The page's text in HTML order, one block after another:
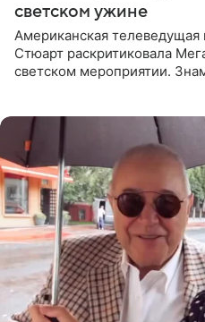
светском ужине
Американская
Стюарт раскритиковала
светском мероприятии.